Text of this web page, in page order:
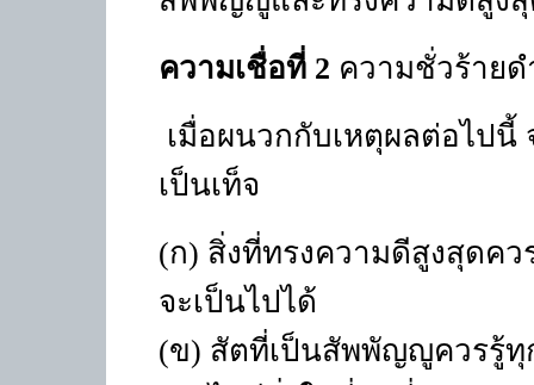
ความเชื่อที่ 2 ความชั่วร้ายด
เมื่อผนวกกับเหตุผลต่อไปนี้
เป็นเท็จ
(ก) สิ่งที่ทรงความดีสูงสุดค
จะเป็นไปได้
(ข) สัตที่เป็นสัพพัญญูควรรู้ทุ